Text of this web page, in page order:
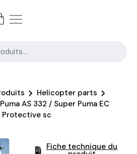
Helicopter parts
AS 332 / Super Puma EC
Protective sc
Fiche technique du